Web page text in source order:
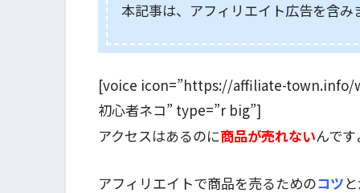
本記事は、アフィリエイト広告を含み
[voice icon=”https://affiliate-town.info/
初心者ネコ” type=”r big”]
アクセスはあるのに商品が売れないんで
アフィリエイトで商品を売るためのコツ